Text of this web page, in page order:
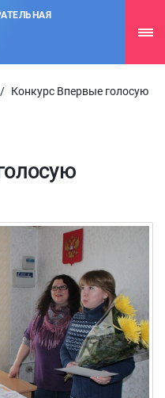
/ Конкурс Впервые голосую